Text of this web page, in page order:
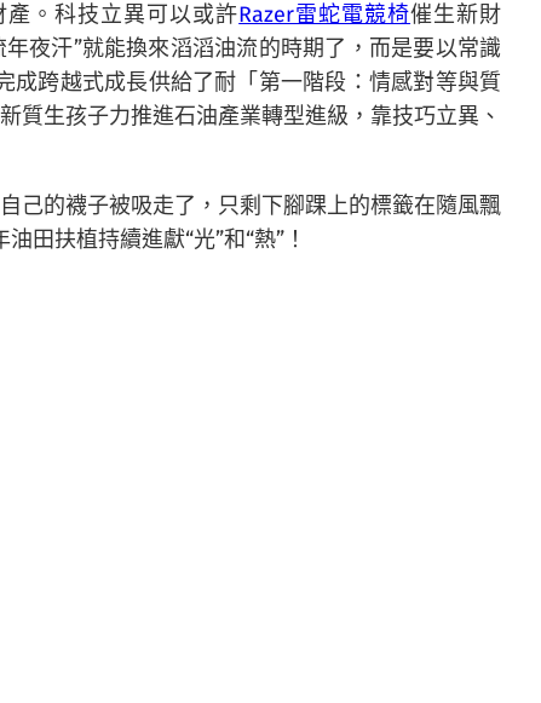
。科技立異可以或許Razer雷蛇電競椅催生新財
夜汗”就能換來滔滔油流的時期了，而是要以常識
跨越式成長供給了耐「第一階段：情感對等與質
質生孩子力推進石油產業轉型進級，靠技巧立異、
己的襪子被吸走了，只剩下腳踝上的標籤在隨風飄
油田扶植持續進獻“光”和“熱”！